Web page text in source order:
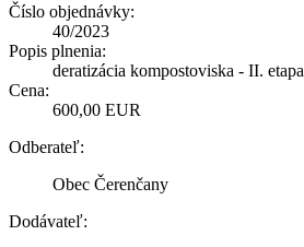
Číslo objednávky:
40/2023
Popis plnenia:
deratizácia kompostoviska - II. etapa
Cena:
600,00 EUR
Odberateľ:
Obec Čerenčany
Dodávateľ: